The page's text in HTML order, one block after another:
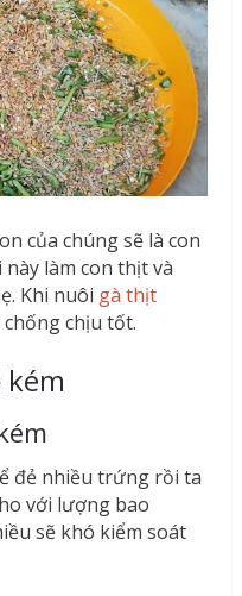
của chúng sẽ là con
này làm con thịt và
Khi nuôi gà thịt
chịu tốt.
kém
đẻ nhiều trứng rồi ta
với lượng bao
sẽ khó kiểm soát